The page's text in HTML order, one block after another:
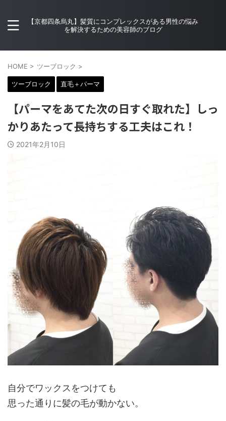
【京都四条烏丸】髪質にコンプレックスがある男性の悩み
を解決するための美容師のブログ
HOME > ツーブロック >
ツーブロック 直毛＋パーマ
【パーマをあてた次の日すぐ取れた】しっ
かりあたって長持ちする工夫はこれ！
2021年2月10日
自分でワックスをつけても
思った通りに髪の毛が動かない。